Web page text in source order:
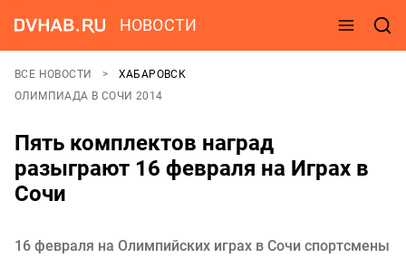
НОВОСТИ
ВСЕ НОВОСТИ
ХАБАРОВСК
ОЛИМПИАДА В СОЧИ 2014
Пять комплектов наград
разыграют 16 февраля на Играх в
Сочи
16 февраля на Олимпийских играх в Сочи спортсмены